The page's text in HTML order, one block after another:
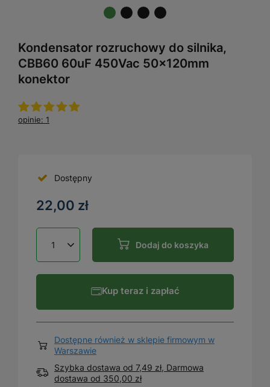
Kondensator rozruchowy do silnika,
CBB60 60uF 450Vac 50x120mm
konektor
opinie: 1
Dostępny
22,00 zł
Dodaj do koszyka
Kup teraz i zapłać
Dostępne również w sklepie firmowym w
Warszawie
Szybka dostawa od 7,49 zł, Darmowa
dostawa od 350,00 zł